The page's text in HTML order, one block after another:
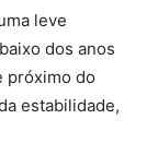
leve
dos anos
próximo do
estabilidade,